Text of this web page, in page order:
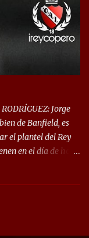
3ros. mejores de
¡Este año hay
Jorge
de Banfield, es
el plantel del Rey
en el día de hoy
se sabe, Banfield
cifra cercana a los
jugador